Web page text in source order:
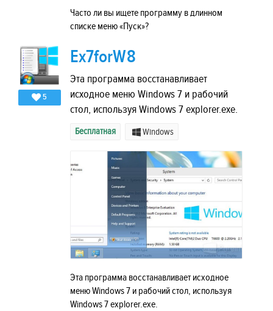
Часто ли вы ищете программу в длинном
списке меню «Пуск»?
5
Ex7forW8
Эта программа восстанавливает
исходное меню Windows 7 и рабочий
стол, используя Windows 7 explorer.exe.
Бесплатная Windows
Эта программа восстанавливает исходное
меню Windows 7 и рабочий стол, используя
Windows 7 explorer.exe.